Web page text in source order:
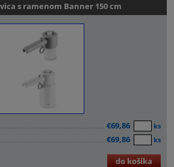
s ramenom Banner 150 cm
€69,86 ks
€69,86 ks
do košíka